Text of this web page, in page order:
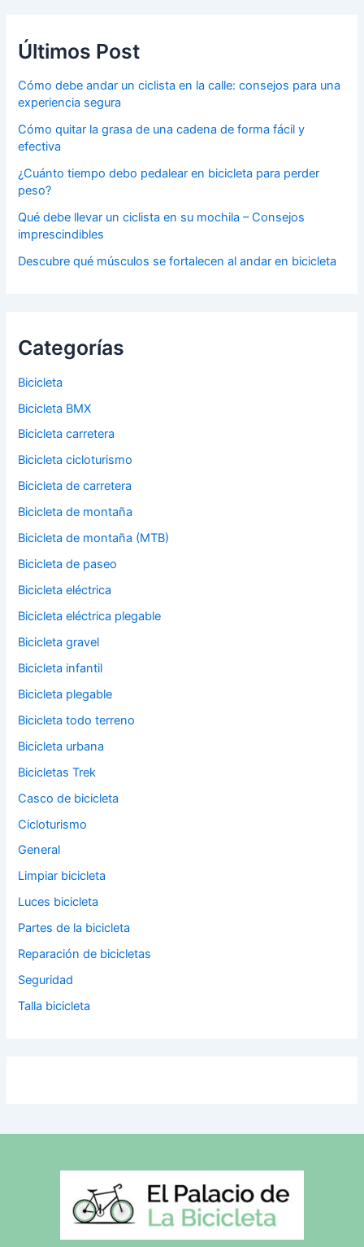
Últimos Post
Cómo debe andar un ciclista en la calle: consejos para una
experiencia segura
Cómo quitar la grasa de una cadena de forma fácil y
efectiva
¿Cuánto tiempo debo pedalear en bicicleta para perder
peso?
Qué debe llevar un ciclista en su mochila – Consejos
imprescindibles
Descubre qué músculos se fortalecen al andar en bicicleta
Categorías
Bicicleta
Bicicleta BMX
Bicicleta carretera
Bicicleta cicloturismo
Bicicleta de carretera
Bicicleta de montaña
Bicicleta de montaña (MTB)
Bicicleta de paseo
Bicicleta eléctrica
Bicicleta eléctrica plegable
Bicicleta gravel
Bicicleta infantil
Bicicleta plegable
Bicicleta todo terreno
Bicicleta urbana
Bicicletas Trek
Casco de bicicleta
Cicloturismo
General
Limpiar bicicleta
Luces bicicleta
Partes de la bicicleta
Reparación de bicicletas
Seguridad
Talla bicicleta